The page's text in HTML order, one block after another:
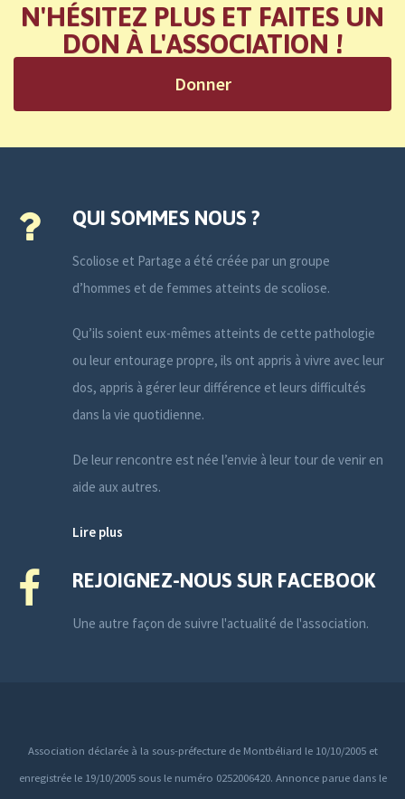
N'HÉSITEZ PLUS ET FAITES UN
DON À L'ASSOCIATION !
Donner
QUI SOMMES NOUS ?
Scoliose et Partage a été créée par un groupe
d’hommes et de femmes atteints de scoliose.
Qu’ils soient eux-mêmes atteints de cette pathologie
ou leur entourage propre, ils ont appris à vivre avec leur
dos, appris à gérer leur différence et leurs difficultés
dans la vie quotidienne.
De leur rencontre est née l’envie à leur tour de venir en
aide aux autres.
Lire plus
REJOIGNEZ-NOUS SUR FACEBOOK
Une autre façon de suivre l'actualité de l'association.
Association déclarée à la sous-préfecture de Montbéliard le 10/10/2005 et
enregistrée le 19/10/2005 sous le numéro 0252006420. Annonce parue dans le